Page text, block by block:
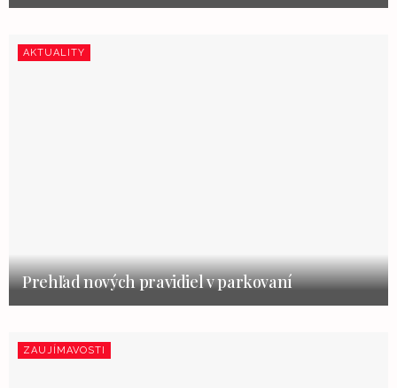
AKTUALITY
Prehľad nových pravidiel v parkovaní
ZAUJÍMAVOSTI